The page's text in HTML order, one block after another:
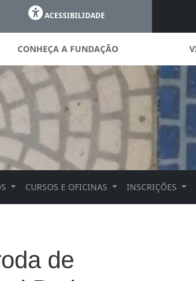
ACESSIBILIDADE
CONHEÇA A FUNDAÇÃO
CURSOS E OFICINAS INSCRIÇÕES
de